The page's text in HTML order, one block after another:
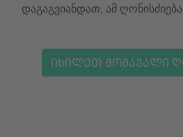
დაგაგვიანდათ, ამ
ᲘᲮᲘᲚᲔᲗ ᲛᲝᲛᲐᲕᲐᲚᲘ